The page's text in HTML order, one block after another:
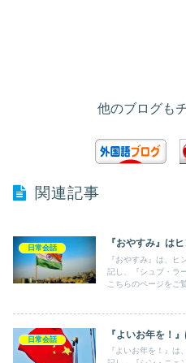
他のブログも
関連記事
日常会話 『おやすみ』は
『おやすみ』は、ヒ
記し、『シュブ・ラ
こちらのページをご
日常会話 『よいお年を！
『よいお年を！』は